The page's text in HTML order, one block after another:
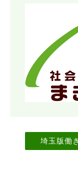
埼玉版働